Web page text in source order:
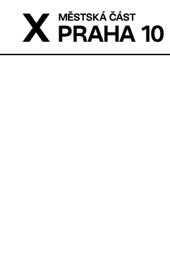
Přejít na hlavní obsah